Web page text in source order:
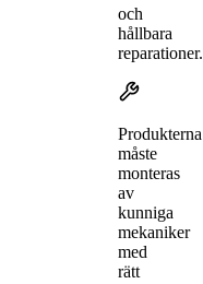
och
hållbara
reparationer.
Produkterna
måste
monteras
av
kunniga
mekaniker
med
rätt